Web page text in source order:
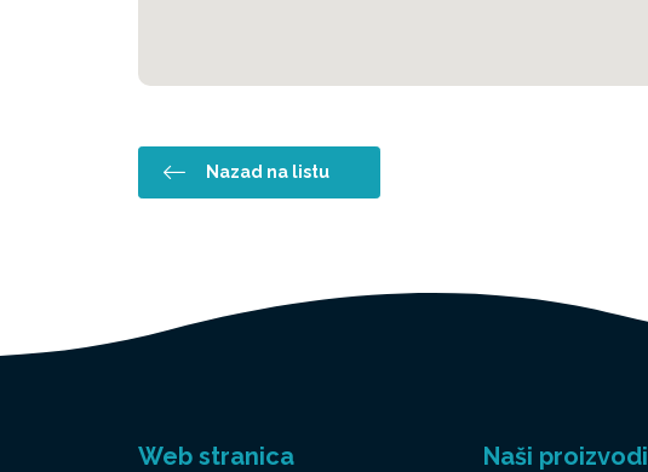
Nazad na listu
Web stranica Naši proizvodi